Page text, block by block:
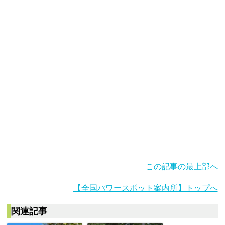
この記事の最上部へ
【全国パワースポット案内所】トップへ
関連記事